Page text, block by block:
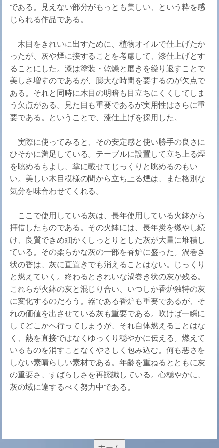
である。見えない部分がもっとも美しい、という粋を感
じられる作品である。
木目をきれいに出すために、植物オイルで仕上げたか
ったが、灰や煙に接することを考慮して、漆仕上げとす
ることにした。漆は塗装・乾燥と磨きを繰り返すことで
美しさ増すのであるが、膨大な時間を要するのが欠点で
ある。それと同時に木目の明暗も目立ちにくくしてしま
う欠点がある。見た目も重要であるが実用性はさらに重
要である。ということで、漆仕上げを採用した。
実際に使ってみると、その安定感と使い勝手の良さに
ひそかに満足している。テーブルに設置して立ち上る煙
を眺めるもよし、掌に載せてじっくりと眺めるのもい
い。美しい木目模様の間から立ち上る煙は、また格別な
気分を味合わせてくれる。
ここで使用している灰は、長年使用している火鉢から
拝借したものである。その火鉢には、長年炭を燃やし続
け、良質できめ細かくしっとりとした灰が大量に堆積し
ている。その柔らかな灰の一部を香炉に盛った。渦巻き
状の香は、灰に直置きでも消えることはない。じっくり
と燃えていく。終わるときれいな渦巻き状の灰が残る。
これらが火鉢の灰と混じり合い、いつしか香炉独特の灰
に変化するのだろう。器である香炉も重要であるが、そ
れの価値を出させている灰も重要である。吹けば一瞬に
してどこかへ行ってしまうが、それ自体燃えることはな
く、熱を直接ではなくゆっくり穏やかに伝える。燃えて
いるものを消すことなくやさしく包み込む。何も悪さを
しない素晴らしい素材である。年齢を重ねるとともに灰
の重要さ、すばらしさを再認識している。心穏やかに、
灰の域に達するべく努力中である。